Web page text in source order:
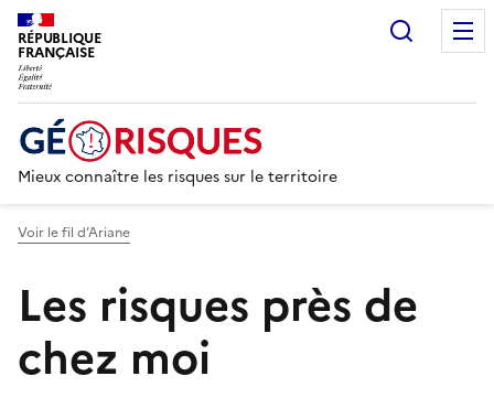
RÉPUBLIQUE
FRANÇAISE
Mieux connaître les risques sur le territoire
Voir le fil d’Ariane
Les risques près de
chez moi